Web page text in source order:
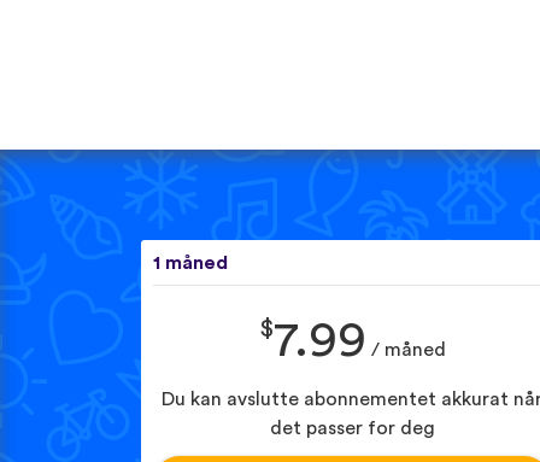
1 måned
$7.99 / måned
Du kan avslutte abonnementet akkurat
det passer for deg